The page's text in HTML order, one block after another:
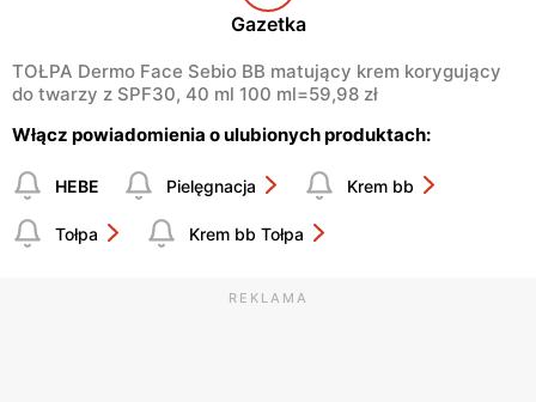
Gazetka
TOŁPA Dermo Face Sebio BB matujący krem korygujący
do twarzy z SPF30, 40 ml 100 ml=59,98 zł
Włącz powiadomienia o ulubionych produktach:
HEBE Pielęgnacja Krem bb
Tołpa Krem bb Tołpa
REKLAMA